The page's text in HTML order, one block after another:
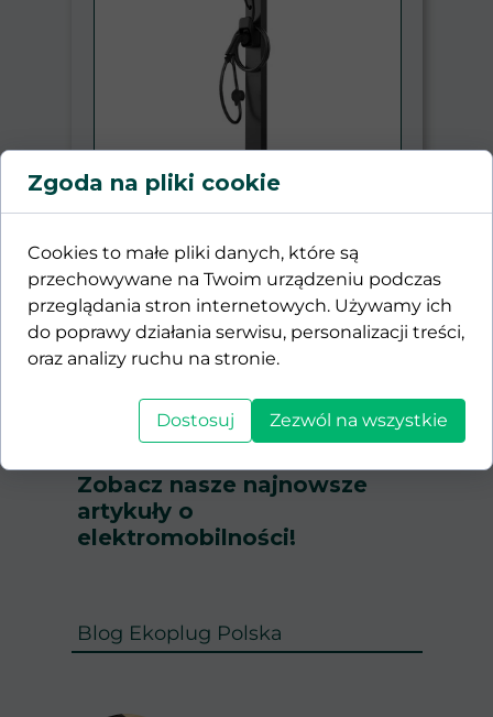
Zobacz nasze najnowsze
artykuły o
elektromobilności!
Blog Ekoplug Polska
Wallbox 11 kW Besen BS20 z aplikacją i
słupkiem
1,995.00 PLN
Zgoda na pliki cookie
Cookies to małe pliki danych, które są
przechowywane na Twoim urządzeniu podczas
przeglądania stron internetowych. Używamy ich
do poprawy działania serwisu, personalizacji treści,
oraz analizy ruchu na stronie.
Dostosuj Zezwól na wszystkie